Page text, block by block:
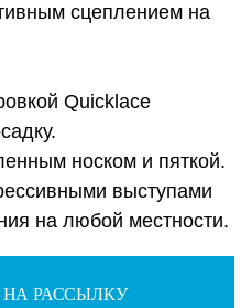
сцеплением на
Quicklace
носком и пяткой.
выступами
на любой местности.
РАССЫЛКУ